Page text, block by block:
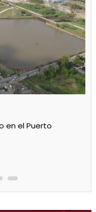
agua de 11 a 15